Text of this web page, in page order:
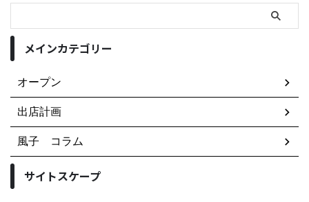
メインカテゴリー
オープン
出店計画
風子 コラム
サイトスケープ